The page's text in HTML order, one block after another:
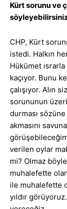
Kürt sorunu ve
CHP, Kürt
istedi. Halkın
Hükümet
kaçıyor. Bunu
çalışıyor. Alın
sorununun
durması
akmasını
verilen oylar
mi? Olmaz
muhalefette
ile muhalefette
yıldır